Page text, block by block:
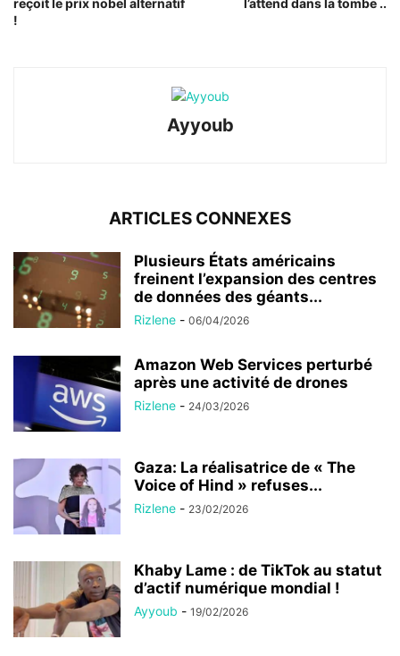
!
Ayyoub
ARTICLES CONNEXES
Plusieurs États américains
freinent l’expansion des centres
de données des géants...
Rizlene - 06/04/2026
Amazon Web Services perturbé
après une activité de drones
Rizlene - 24/03/2026
Gaza: La réalisatrice de « The
Voice of Hind » refuses...
Rizlene - 23/02/2026
Khaby Lame : de TikTok au statut
d’actif numérique mondial !
Ayyoub - 19/02/2026